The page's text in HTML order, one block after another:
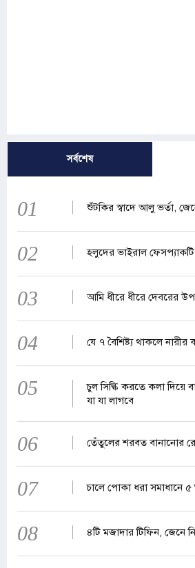
সর্বশেষ
01 শুঁটকির স্বাদে আলু ভর্তা,
02 হলুদের ভাইরাল ফেসপ্যাকটি
03 আমি ধীরে ধীরে দেবরের
04 যে ৭ বৈশিষ্ট্য থাকলে
05
চুল সিল্কি করতে কলা দিয়ে
যা যা লাগবে
06 তেঁতুলের শরবত বানানোর
07 চালে পোকা ধরা সমাধানে
08 ৪টি মজাদার টিফিন, জেনে